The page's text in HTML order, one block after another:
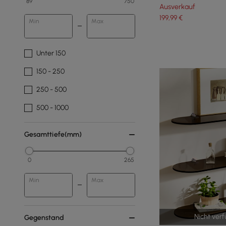
Min Max
Unter 150
150 - 250
250 - 500
500 - 1000
Gesamttiefe(mm)
0 265
Min Max
Gegenstand
vertikal hängend
Ausverkauf
199,99€
Nicht